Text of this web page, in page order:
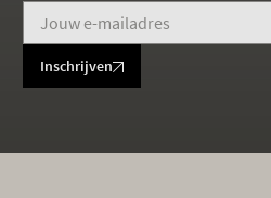
Inschrijven